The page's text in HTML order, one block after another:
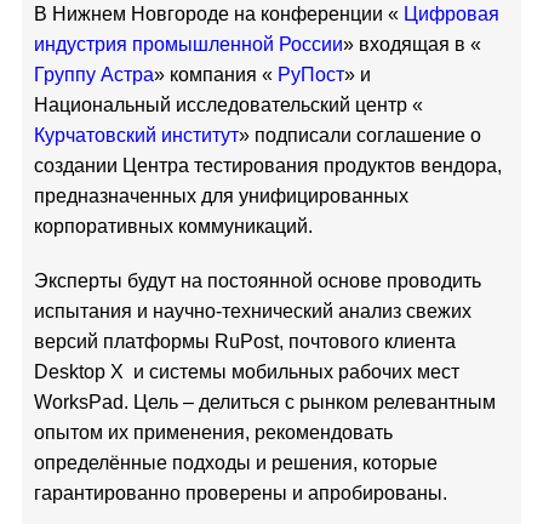
В Нижнем Новгороде на конференции « Цифровая
индустрия промышленной России» входящая в «
Группу Астра» компания « РуПост» и
Национальный исследовательский центр «
Курчатовский институт» подписали соглашение о
создании Центра тестирования продуктов вендора,
предназначенных для унифицированных
корпоративных коммуникаций.
Эксперты будут на постоянной основе проводить
испытания и научно-технический анализ свежих
версий платформы RuPost, почтового клиента
Desktop X и системы мобильных рабочих мест
WorksPad. Цель – делиться с рынком релевантным
опытом их применения, рекомендовать
определённые подходы и решения, которые
гарантированно проверены и апробированы.